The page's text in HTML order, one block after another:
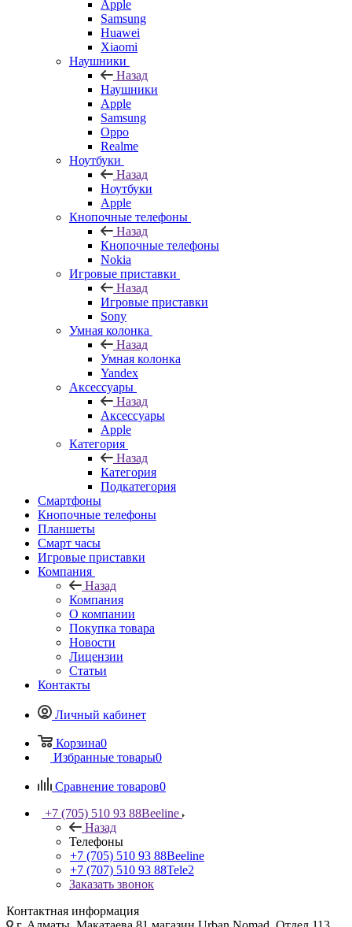
Apple
Samsung
Huawei
Xiaomi
Наушники
Назад
Наушники
Apple
Samsung
Oppo
Realme
Ноутбуки
Назад
Ноутбуки
Apple
Кнопочные телефоны
Назад
Кнопочные телефоны
Nokia
Игровые приставки
Назад
Игровые приставки
Sony
Умная колонка
Назад
Умная колонка
Yandex
Аксессуары
Назад
Аксессуары
Apple
Категория
Назад
Категория
Подкатегория
Смартфоны
Кнопочные телефоны
Планшеты
Смарт часы
Игровые приставки
Компания
Назад
Компания
О компании
Покупка товара
Новости
Лицензии
Статьи
Контакты
Личный кабинет
Корзина0
Избранные товары0
Сравнение товаров0
+7 (705) 510 93 88Beeline
Назад
Телефоны
+7 (705) 510 93 88Beeline
+7 (707) 510 93 88Tele2
Заказать звонок
Контактная информация